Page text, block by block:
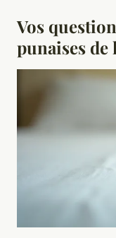
Vos
punaises de